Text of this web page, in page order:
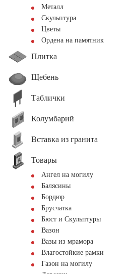
Металл
Скульптура
Цветы
Ордена на памятник
Плитка
Щебень
Таблички
Колумбарий
Вставка из гранита
Товары
Ангел на могилу
Балясины
Бордюр
Брусчатка
Бюст и Скульптуры
Вазон
Вазы из мрамора
Влагостойкие рамки
Газон на могилу